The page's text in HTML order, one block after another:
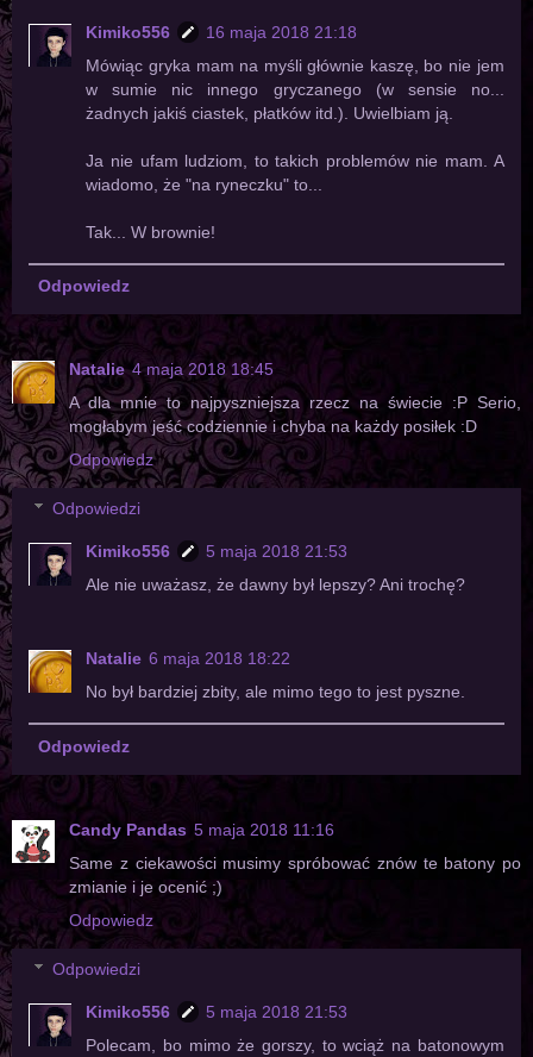
Kimiko556
16 maja 2018 21:18
Mówiąc gryka mam na myśli głównie kaszę, bo nie jem
w sumie nic innego gryczanego (w sensie no...
żadnych jakiś ciastek, płatków itd.). Uwielbiam ją.
Ja nie ufam ludziom, to takich problemów nie mam. A
wiadomo, że "na ryneczku" to...
Tak... W brownie!
Odpowiedz
Natalie 4 maja 2018 18:45
A dla mnie to najpyszniejsza rzecz na świecie :P Serio,
mogłabym jeść codziennie i chyba na każdy posiłek :D
Odpowiedz
Odpowiedzi
Kimiko556
5 maja 2018 21:53
Ale nie uważasz, że dawny był lepszy? Ani trochę?
Natalie 6 maja 2018 18:22
No był bardziej zbity, ale mimo tego to jest pyszne.
Odpowiedz
Candy Pandas 5 maja 2018 11:16
Same z ciekawości musimy spróbować znów te batony po
zmianie i je ocenić ;)
Odpowiedz
Odpowiedzi
Kimiko556
5 maja 2018 21:53
Polecam, bo mimo że gorszy, to wciąż na batonowym